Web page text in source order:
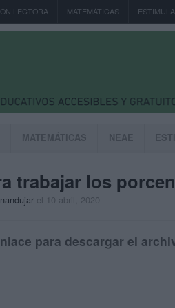
LECTORA MATEMÁTICAS
MATEMÁTICAS NEAE
trabajar los
el 10 abril, 2020
para descargar el